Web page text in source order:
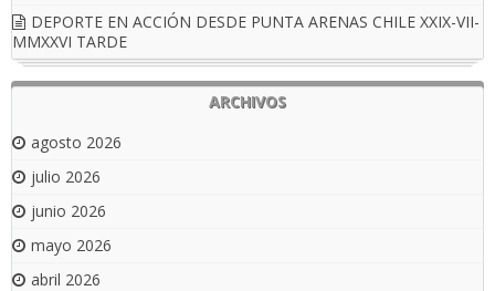
DEPORTE EN ACCIÓN DESDE PUNTA ARENAS CHILE XXIX-VII-
MMXXVI TARDE
ARCHIVOS
agosto 2026
julio 2026
junio 2026
mayo 2026
abril 2026